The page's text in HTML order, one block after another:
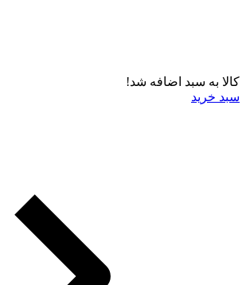
کالا به سبد اضافه شد!
سبد خرید